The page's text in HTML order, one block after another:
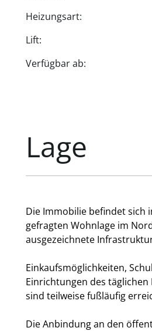
Heizungsart:
Lift:
Verfügbar ab:
Lage
Die Immobilie befindet sich
gefragten Wohnlage im
ausgezeichnete
Einkaufsmöglichkeiten,
Einrichtungen des
sind teilweise fußläufig
Die Anbindung an den